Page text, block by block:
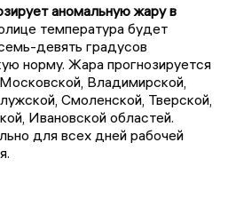
аномальную жару в
температура будет
девять градусов
норму. Жара прогнозируется
Владимирской,
Смоленской, Тверской,
Ивановской областей.
для всех дней рабочей